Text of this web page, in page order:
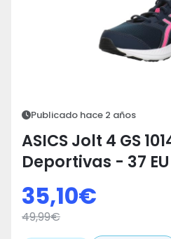
Publicado hace 2 años
ASICS Jolt 4 GS
Deportivas - 37 EU
35,10€
49,99€